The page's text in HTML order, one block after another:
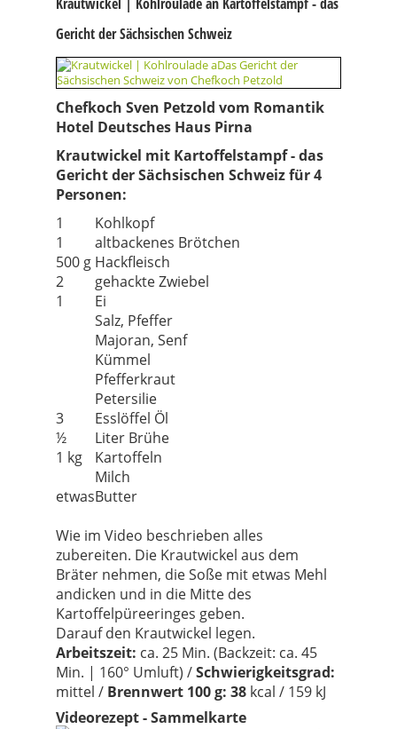
Gericht der Sächsischen Schweiz
Chefkoch Sven Petzold vom Romantik
Hotel Deutsches Haus Pirna
Krautwickel mit Kartoffelstampf - das
Gericht der Sächsischen Schweiz für 4
Personen:
1
Kohlkopf
1
altbackenes Brötchen
500 g Hackfleisch
2
gehackte Zwiebel
1
Ei
Salz, Pfeffer
Majoran, Senf
Kümmel
Pfefferkraut
Petersilie
3
Esslöffel Öl
½
Liter Brühe
1 kg
Kartoffeln
Milch
etwasButter
Wie im Video beschrieben alles
zubereiten. Die Krautwickel aus dem
Bräter nehmen, die Soße mit etwas Mehl
andicken und in die Mitte des
Kartoffelpüreeringes geben.
Darauf den Krautwickel legen.
Arbeitszeit: ca. 25 Min. (Backzeit: ca. 45
Min. | 160° Umluft) /Schwierigkeitsgrad:
mittel / Brennwert 100 g: 38 kcal / 159 kJ
Videorezept - Sammelkarte